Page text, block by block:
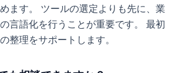
ます。 ツールの選定よりも先に、業
言語化を行うことが重要です。 最初
整理をサポートします。